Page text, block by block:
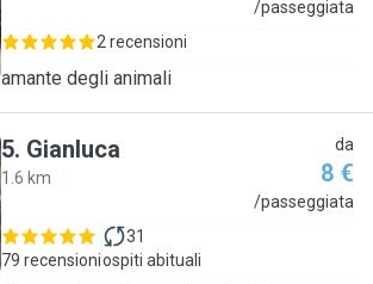
/passeggiata
2 recensioni
amante degli animali
5. Gianluca
1.6 km
da
8 €
/passeggiata
79 recensioni
31
ospiti abituali